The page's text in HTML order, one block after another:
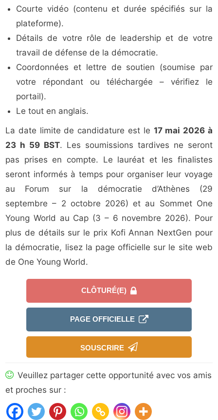
Courte vidéo (contenu et durée spécifiés sur la
plateforme).
Détails de votre rôle de leadership et de votre
travail de défense de la démocratie.
Coordonnées et lettre de soutien (soumise par
votre répondant ou téléchargée – vérifiez le
portail).
Le tout en anglais.
La date limite de candidature est le 17 mai 2026 à
23 h 59 BST. Les soumissions tardives ne seront
pas prises en compte. Le lauréat et les finalistes
seront informés à temps pour organiser leur voyage
au Forum sur la démocratie d’Athènes (29
septembre – 2 octobre 2026) et au Sommet One
Young World au Cap (3 – 6 novembre 2026). Pour
plus de détails sur le prix Kofi Annan NextGen pour
la démocratie, lisez la page officielle sur le site web
de One Young World.
CLÔTURÉ(E)
PAGE OFFICIELLE
SOUSCRIRE
Veuillez partager cette opportunité avec vos amis
et proches sur :